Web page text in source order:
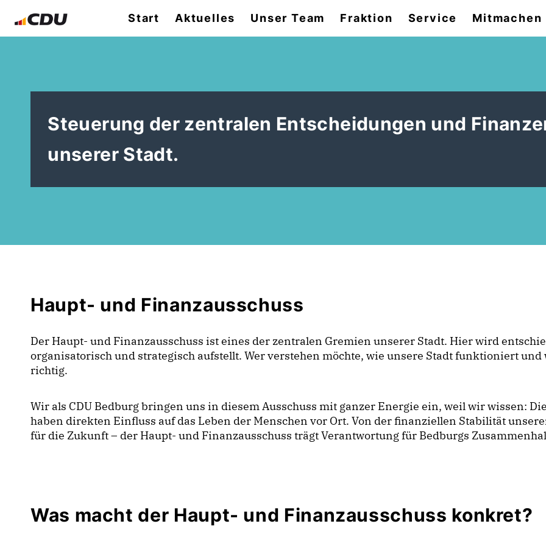
Start Aktuelles Unser Team Fraktion Service Mitmachen
Steuerung der zentralen Entscheidungen und
unserer Stadt.
Haupt- und Finanzausschuss
Der Haupt- und Finanzausschuss ist eines der zentralen Gremien unserer Stadt. Hier wird
organisatorisch und strategisch aufstellt. Wer verstehen möchte, wie unsere Stadt funktioniert
richtig.
Wir als CDU Bedburg bringen uns in diesem Ausschuss mit ganzer Energie ein, weil wir wissen:
haben direkten Einfluss auf das Leben der Menschen vor Ort. Von der finanziellen Stabilität
für die Zukunft – der Haupt- und Finanzausschuss trägt Verantwortung für Bedburgs
Was macht der Haupt- und Finanzausschuss konkret?